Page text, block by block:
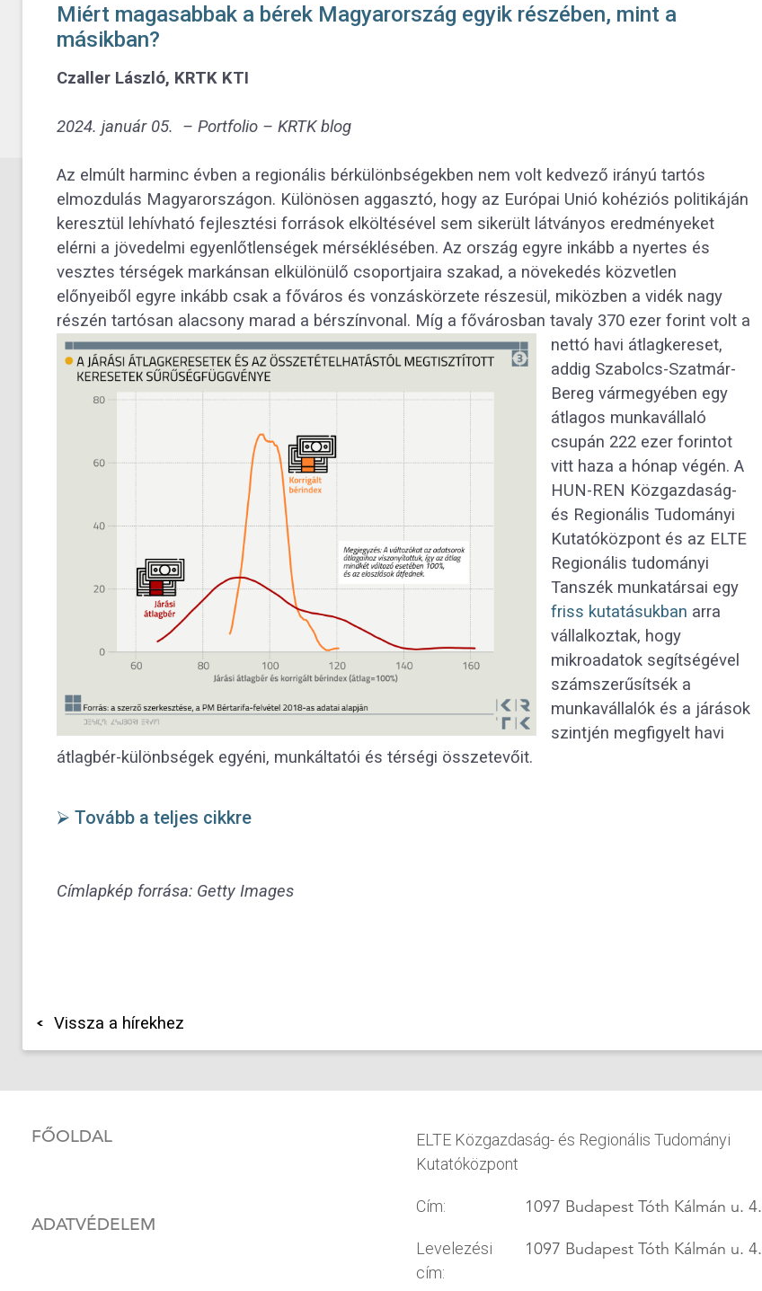
Miért magasabbak a bérek Magyarország egyik részében, mint a
másikban?
Czaller László, KRTK KTI
2024. január 05. – Portfolio – KRTK blog
Az elmúlt harminc évben a regionális bérkülönbségekben nem volt kedvező irányú tartós
elmozdulás Magyarországon. Különösen aggasztó, hogy az Európai Unió kohéziós politikáján
keresztül lehívható fejlesztési források elköltésével sem sikerült látványos eredményeket
elérni a jövedelmi egyenlőtlenségek mérséklésében. Az ország egyre inkább a nyertes és
vesztes térségek markánsan elkülönülő csoportjaira szakad, a növekedés közvetlen
előnyeiből egyre inkább csak a főváros és vonzáskörzete részesül, miközben a vidék nagy
részén tartósan alacsony marad a bérszínvonal. Míg a fővárosban tavaly 370 ezer forint volt a
nettó havi átlagkereset,
addig Szabolcs-Szatmár-
Bereg vármegyében egy
átlagos munkavállaló
csupán 222 ezer forintot
vitt haza a hónap végén. A
HUN-REN Közgazdaság-
és Regionális Tudományi
Kutatóközpont és az ELTE
Regionális tudományi
Tanszék munkatársai egy
friss kutatásukban arra
vállalkoztak, hogy
mikroadatok segítségével
számszerűsítsék a
munkavállalók és a járások
szintjén megfigyelt havi
átlagbér-különbségek egyéni, munkáltatói és térségi összetevőit.
⮚ Tovább a teljes cikkre
Címlapkép forrása: Getty Images
Vissza a hírekhez
FŐOLDAL
ADATVÉDELEM
ELTE Közgazdaság- és Regionális Tudományi
Kutatóközpont
Cím: 1097 Budapest Tóth Kálmán u. 4.
Levelezési
cím:
1097 Budapest Tóth Kálmán u. 4.